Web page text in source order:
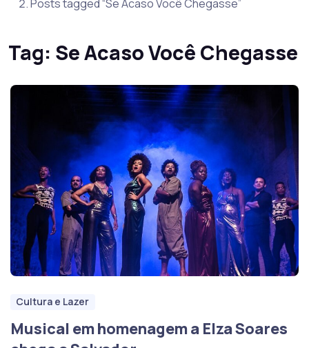
Posts tagged “Se Acaso Você Chegasse”
Tag: Se Acaso Você Chegasse
Cultura e Lazer
Musical em homenagem a Elza Soares